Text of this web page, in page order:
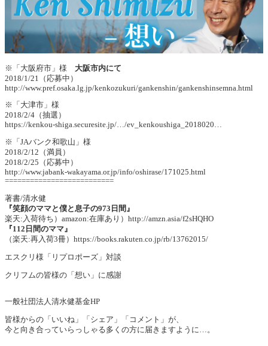
※「大阪府市」様 大阪市内にて
2018/1/21（応募中）
http://www.pref.osaka.lg.jp/kenkozukuri/gankenshin/gankenshinsemna.html
※「大津市」様
2018/2/4（抽選）
https://kenkou-shiga.securesite.jp/…/ev_kenkoushiga_2018020…
※「JAバンク和歌山」様
2018/2/12（満員）
2018/2/25（応募中）
http://www.jabank-wakayama.or.jp/info/oshirase/171025.html
==========================
著書/清水健
『笑顔のママと僕と息子の973日間』
楽天:入荷待ち）amazon:在庫あり） http://amzn.asia/f2sHQHO
『112日間のママ』
（楽天:再入荷3冊） https://books.rakuten.co.jp/rb/13762015/
エスクリ様「リプロポーズ」対談
クリフムの皆様の「想い」に感謝
一般社団法人清水健基金HP
皆様からの「いいね」「シェア」「コメント」が、
今と向き合っていらっしゃる多くの方に届きますように…。